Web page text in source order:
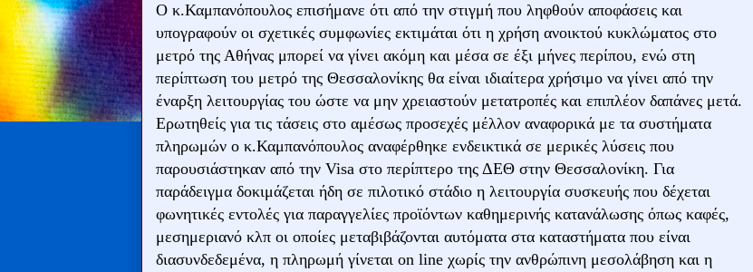
Ο κ.Καμπανόπουλος επισήμανε ότι από την στιγμή που ληφθούν αποφάσεις και
υπογραφούν οι σχετικές συμφωνίες εκτιμάται ότι η χρήση ανοικτού κυκλώματος στο
μετρό της Αθήνας μπορεί να γίνει ακόμη και μέσα σε έξι μήνες περίπου, ενώ στη
περίπτωση του μετρό της Θεσσαλονίκης θα είναι ιδιαίτερα χρήσιμο να γίνει από την
έναρξη λειτουργίας του ώστε να μην χρειαστούν μετατροπές και επιπλέον δαπάνες μετά.
Ερωτηθείς για τις τάσεις στο αμέσως προσεχές μέλλον αναφορικά με τα συστήματα
πληρωμών ο κ.Καμπανόπουλος αναφέρθηκε ενδεικτικά σε μερικές λύσεις που
παρουσιάστηκαν από την Visa στο περίπτερο της ΔΕΘ στην Θεσσαλονίκη. Για
παράδειγμα δοκιμάζεται ήδη σε πιλοτικό στάδιο η λειτουργία συσκευής που δέχεται
φωνητικές εντολές για παραγγελίες προϊόντων καθημερινής κατανάλωσης όπως καφές,
μεσημεριανό κλπ οι οποίες μεταβιβάζονται αυτόματα στα καταστήματα που είναι
διασυνδεδεμένα, η πληρωμή γίνεται on line χωρίς την ανθρώπινη μεσολάβηση και η